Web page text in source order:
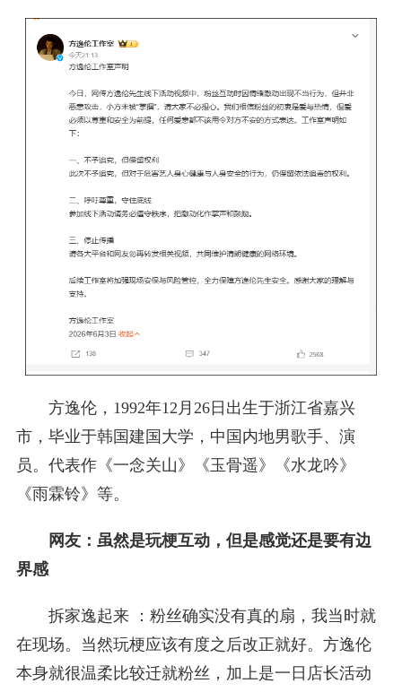
方逸伦，1992年12月26日出生于浙江省嘉兴
市，毕业于韩国建国大学，中国内地男歌手、演
员。代表作《一念关山》《玉骨遥》《水龙吟》
《雨霖铃》等。
网友：虽然是玩梗互动，但是感觉还是要有边
界感
拆家逸起来 ：粉丝确实没有真的扇，我当时就
在现场。当然玩梗应该有度之后改正就好。方逸伦
本身就很温柔比较迁就粉丝，加上是一日店长活动